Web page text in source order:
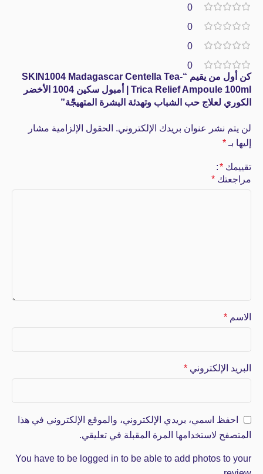
0
0
0
0
كن أول من يقيم “SKIN1004 Madagascar Centella Tea-
Trica Relief Ampoule 100ml | أمبول سكين 1004 الأخضر
الكوري لعلاج حب الشباب وتهدئة البشرة المتهيجّة”
لن يتم نشر عنوان بريدك الإلكتروني. الحقول الإلزامية مشار
إليها بـ *
تقييمك *
مراجعتك *
الاسم *
البريد الإلكتروني *
احفظ اسمي، بريدي الإلكتروني، والموقع الإلكتروني في هذا
المتصفح لاستخدامها المرة المقبلة في تعليقي.
You have to be logged in to be able to add photos to your